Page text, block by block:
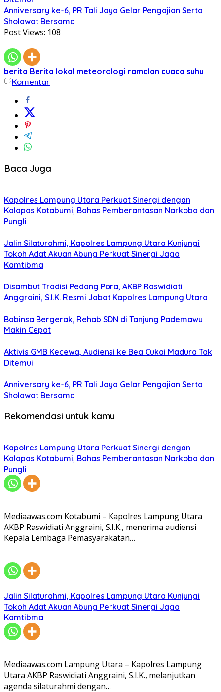
Anniversary ke-6, PR Tali Jaya Gelar Pengajian Serta
Sholawat Bersama
Post Views: 108
berita Berita lokal meteorologi ramalan cuaca suhu
Komentar
Baca Juga
Kapolres Lampung Utara Perkuat Sinergi dengan
Kalapas Kotabumi, Bahas Pemberantasan Narkoba dan
Pungli
Jalin Silaturahmi, Kapolres Lampung Utara Kunjungi
Tokoh Adat Akuan Abung Perkuat Sinergi Jaga
Kamtibma
Disambut Tradisi Pedang Pora, AKBP Raswidiati
Anggraini, S.I.K. Resmi Jabat Kapolres Lampung Utara
Babinsa Bergerak, Rehab SDN di Tanjung Pademawu
Makin Cepat
Aktivis GMB Kecewa, Audiensi ke Bea Cukai Madura Tak
Ditemui
Anniversary ke-6, PR Tali Jaya Gelar Pengajian Serta
Sholawat Bersama
Rekomendasi untuk kamu
Kapolres Lampung Utara Perkuat Sinergi dengan
Kalapas Kotabumi, Bahas Pemberantasan Narkoba dan
Pungli
Mediaawas.com Kotabumi – Kapolres Lampung Utara
AKBP Raswidiati Anggraini, S.I.K., menerima audiensi
Kepala Lembaga Pemasyarakatan…
Jalin Silaturahmi, Kapolres Lampung Utara Kunjungi
Tokoh Adat Akuan Abung Perkuat Sinergi Jaga
Kamtibma
Mediaawas.com Lampung Utara – Kapolres Lampung
Utara AKBP Raswidiati Anggraini, S.I.K., melanjutkan
agenda silaturahmi dengan…